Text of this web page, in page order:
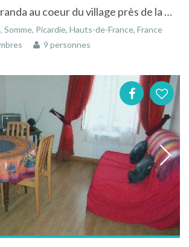
Maison avec véranda au coeur du village près de la mer au Crotoy dans la Baie de Somme en Picardie
Somme, Picardie, Hauts-de-France, France
9 personnes